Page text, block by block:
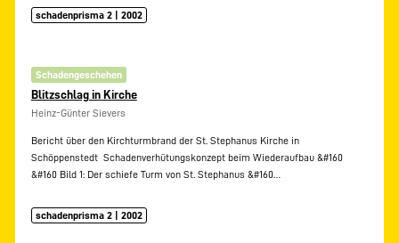
schadenprisma 2 | 2002
Schadengeschehen
Blitzschlag in Kirche
Heinz-Günter Sievers
Bericht über den Kirchturmbrand der St. Stephanus Kirche in
Schöppenstedt  Schadenverhütungskonzept beim Wiederaufbau &#160
&#160 Bild 1: Der schiefe Turm von St. Stephanus &#160…
schadenprisma 2 | 2002